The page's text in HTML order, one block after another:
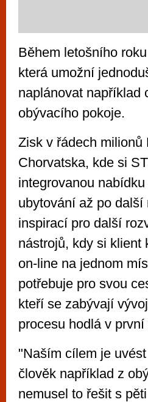
Během letošního
která umožní
naplánovat například
obývacího pokoje.
Zisk v řádech
Chorvatska, kde si
integrovanou
ubytování až po další
inspirací pro další
nástrojů, kdy si klient
on-line na jednom
potřebuje pro svou
kteří se zabývají
procesu hodlá v
"Naším cílem je
člověk například z
nemusel to řešit s